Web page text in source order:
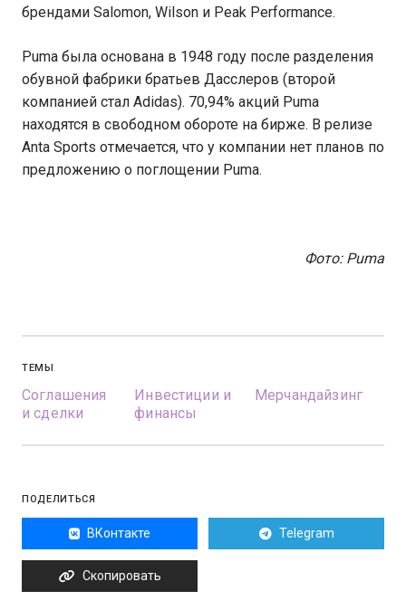
брендами Salomon, Wilson и Peak Performance.
Puma была основана в 1948 году после разделения
обувной фабрики братьев Дасслеров (второй
компанией стал Adidas). 70,94% акций Puma
находятся в свободном обороте на бирже. В релизе
Anta Sports отмечается, что у компании нет планов по
предложению о поглощении Puma.
Фото: Puma
ТЕМЫ
Соглашения
и сделки
Инвестиции и
финансы
Мерчандайзинг
ПОДЕЛИТЬСЯ
ВКонтакте Telegram
Скопировать